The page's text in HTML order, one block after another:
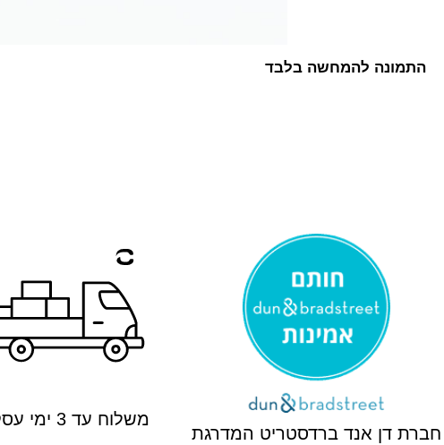
התמונה להמחשה בלבד
חברת דן אנד ברדסטריט המדרגת
משלוח עד 3 ימי עסקים